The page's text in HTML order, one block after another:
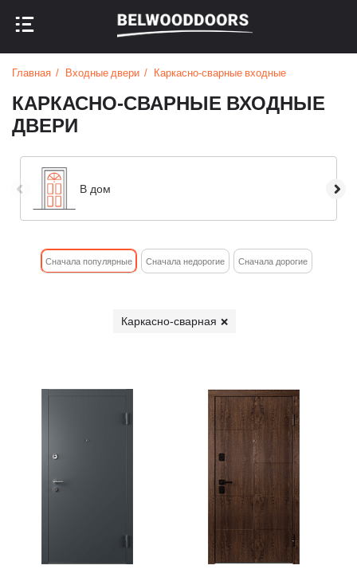
НАЗАД В МЕНЮ
НАЗАД В МЕНЮ
Главная Входные двери Каркасно-сварные входные
КАРКАСНО-СВАРНЫЕ ВХОДНЫЕ
ДВЕРИ
В дом
Cначала популярные Сначала недорогие Cначала дорогие
Каркасно-сварная